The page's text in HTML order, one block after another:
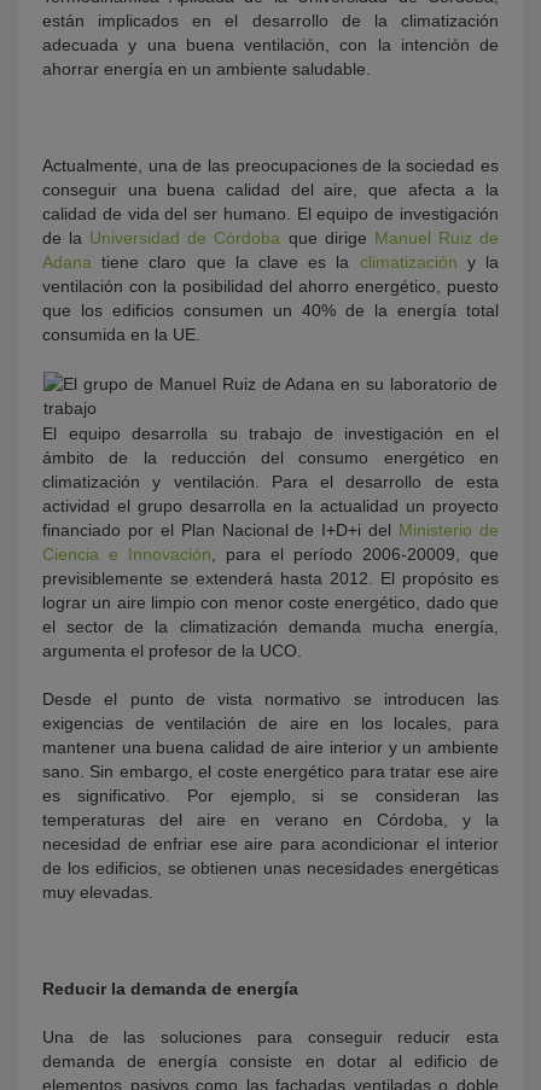
están implicados en el desarrollo de la climatización
adecuada y una buena ventilación, con la intención de
ahorrar energía en un ambiente saludable.
Actualmente, una de las preocupaciones de la sociedad es
conseguir una buena calidad del aire, que afecta a la
calidad de vida del ser humano. El equipo de investigación
de la Universidad de Córdoba que dirige Manuel Ruiz de
Adana tiene claro que la clave es la climatización y la
ventilación con la posibilidad del ahorro energético, puesto
que los edificios consumen un 40% de la energía total
consumida en la UE.
El equipo desarrolla su trabajo de investigación en el
ámbito de la reducción del consumo energético en
climatización y ventilación. Para el desarrollo de esta
actividad el grupo desarrolla en la actualidad un proyecto
financiado por el Plan Nacional de I+D+i del Ministerio de
Ciencia e Innovación , para el período 2006-20009, que
previsiblemente se extenderá hasta 2012. El propósito es
lograr un aire limpio con menor coste energético, dado que
el sector de la climatización demanda mucha energía,
argumenta el profesor de la UCO.
Desde el punto de vista normativo se introducen las
exigencias de ventilación de aire en los locales, para
mantener una buena calidad de aire interior y un ambiente
sano. Sin embargo, el coste energético para tratar ese aire
es significativo. Por ejemplo, si se consideran las
temperaturas del aire en verano en Córdoba, y la
necesidad de enfriar ese aire para acondicionar el interior
de los edificios, se obtienen unas necesidades energéticas
muy elevadas.
Reducir la demanda de energía
Una de las soluciones para conseguir reducir esta
demanda de energía consiste en dotar al edificio de
elementos pasivos como las fachadas ventiladas o doble